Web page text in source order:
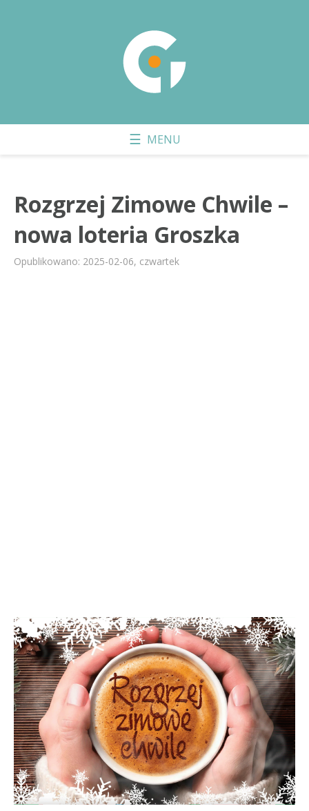
Rozgrzej Zimowe Chwile –
nowa loteria Groszka
Opublikowano: 2025-02-06, czwartek